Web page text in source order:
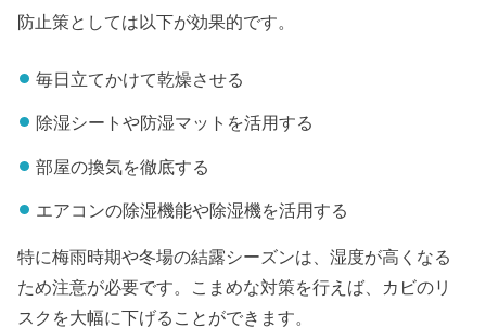
防止策としては以下が効果的です。
毎日立てかけて乾燥させる
除湿シートや防湿マットを活用する
部屋の換気を徹底する
エアコンの除湿機能や除湿機を活用する
特に梅雨時期や冬場の結露シーズンは、湿度が高くなる
ため注意が必要です。こまめな対策を行えば、カビのリ
スクを大幅に下げることができます。